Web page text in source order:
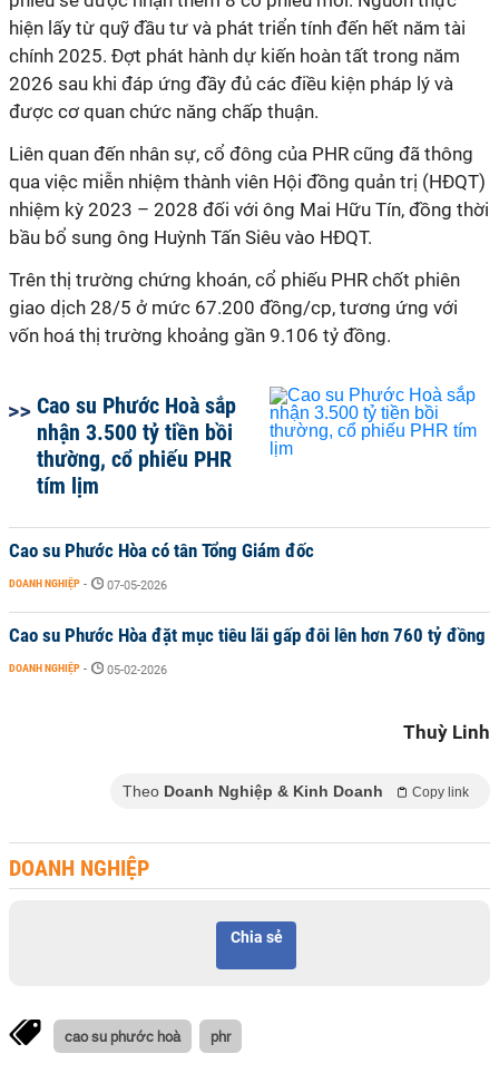
hiện lấy từ quỹ đầu tư và phát triển tính đến hết năm tài
chính 2025. Đợt phát hành dự kiến hoàn tất trong năm
2026 sau khi đáp ứng đầy đủ các điều kiện pháp lý và
được cơ quan chức năng chấp thuận.
Liên quan đến nhân sự, cổ đông của PHR cũng đã thông
qua việc miễn nhiệm thành viên Hội đồng quản trị (HĐQT)
nhiệm kỳ 2023 – 2028 đối với ông Mai Hữu Tín, đồng thời
bầu bổ sung ông Huỳnh Tấn Siêu vào HĐQT.
Trên thị trường chứng khoán, cổ phiếu PHR chốt phiên
giao dịch 28/5 ở mức 67.200 đồng/cp, tương ứng với
vốn hoá thị trường khoảng gần 9.106 tỷ đồng.
Cao su Phước Hoà sắp
nhận 3.500 tỷ tiền bồi
thường, cổ phiếu PHR
tím lịm
Cao su Phước Hòa có tân Tổng Giám đốc
DOANH NGHIỆP - 07-05-2026
Cao su Phước Hòa đặt mục tiêu lãi gấp đôi lên hơn 760 tỷ đồng
DOANH NGHIỆP - 05-02-2026
Thuỳ Linh
Theo Doanh Nghiệp & Kinh Doanh Copy link
DOANH NGHIỆP
Chia sẻ
cao su phước hoà phr